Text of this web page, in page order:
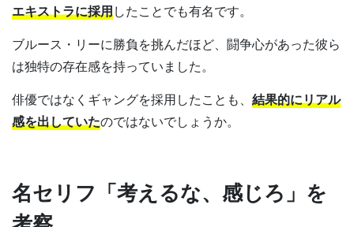
エキストラに採用したことでも有名です。
ブルース・リーに勝負を挑んだほど、闘争心があった彼ら
は独特の存在感を持っていました。
俳優ではなくギャングを採用したことも、 結果的にリアル
感を出していたのではないでしょうか。
名セリフ「考えるな、感じろ」を